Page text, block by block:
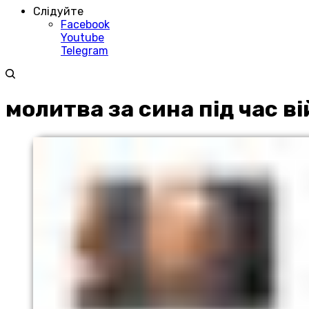
Слідуйте
Facebook
Youtube
Telegram
молитва за сина під час